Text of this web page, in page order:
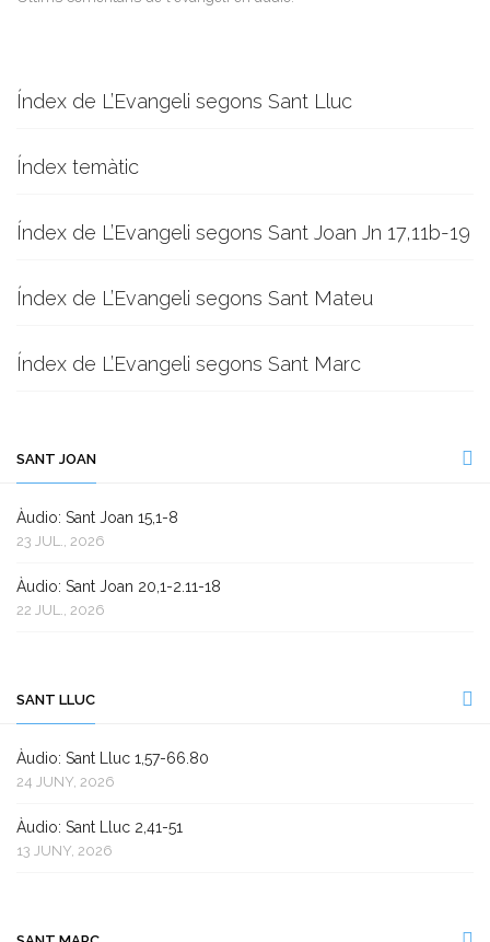
Índex de L’Evangeli segons Sant Lluc
Índex temàtic
Índex de L’Evangeli segons Sant Joan Jn 17,11b-19
Índex de L’Evangeli segons Sant Mateu
Índex de L’Evangeli segons Sant Marc
SANT JOAN
Àudio: Sant Joan 15,1-8
23 JUL., 2026
Àudio: Sant Joan 20,1-2.11-18
22 JUL., 2026
SANT LLUC
Àudio: Sant Lluc 1,57-66.80
24 JUNY, 2026
Àudio: Sant Lluc 2,41-51
13 JUNY, 2026